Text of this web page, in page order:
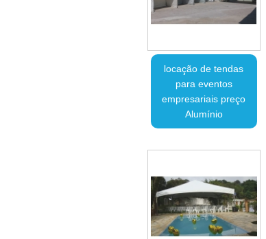
locação de tendas
para eventos
empresariais preço
Alumínio